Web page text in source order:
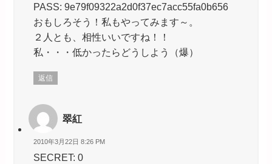
PASS: 9e79f09322a2d0f37ec7acc55fa0b656
おもしろそう！私もやってみます～。
２人とも、相性いいですね！！
私・・・低かったらどうしよう（爆）
返信
翠紅
2010年3月22日 8:26 PM
SECRET: 0